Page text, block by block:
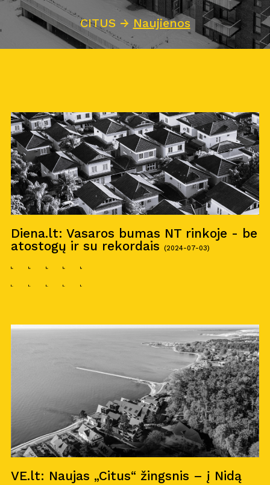
CITUS → Naujienos
Diena.lt: Vasaros bumas NT rinkoje - be
atostogų ir su rekordais
(2024-07-03)
VE.lt: Naujas „Citus“ žingsnis – į Nidą